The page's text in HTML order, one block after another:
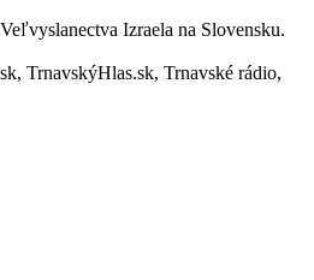
Izraela na Slovensku.
TrnavskýHlas.sk, Trnavské rádio,